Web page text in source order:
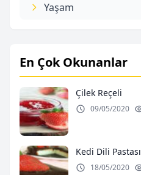
Yaşam
En Çok Okunanlar
Çilek Reçeli
09/05/2020
Kedi Dili Pastası
18/05/2020